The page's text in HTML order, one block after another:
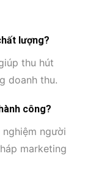
lượng?
thu hút
doanh thu.
công?
người
marketing